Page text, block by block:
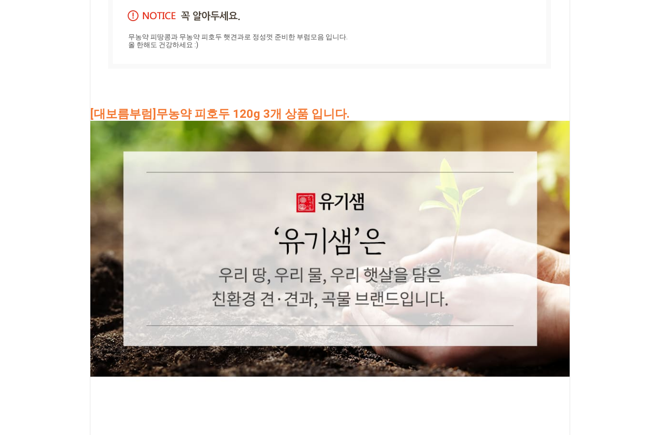
무농약 피땅콩과 무농약 피호두 햇견과로 정성껏 준비한 부럼모음 입니다.
올 한해도 건강하세요 :)
[대보름부럼]무농약 피호두 120g 3개 상품 입니다.